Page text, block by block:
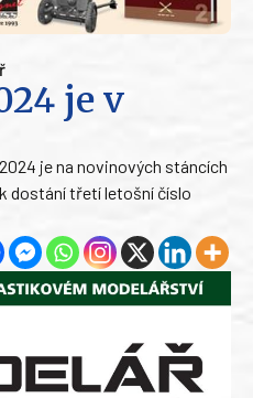
je v
je na novinových stáncích
dostání třetí letošní číslo